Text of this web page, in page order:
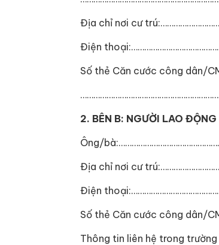
Địa chỉ nơi cư
Điện
Số thẻ Căn cước công dân/
2. BÊN B: NGƯỜI LAO
Ông/
Địa chỉ nơi cư
Điện
Số thẻ Căn cước công dân/
Thông tin liên hệ trong